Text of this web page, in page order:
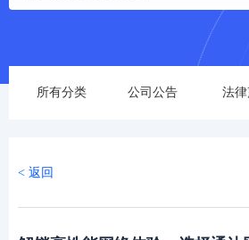
所有分类 公司公告 法律
< 返回